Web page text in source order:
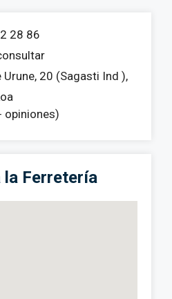
28 86
Urune, 20 (Sagasti Ind ),
opiniones)
la Ferretería